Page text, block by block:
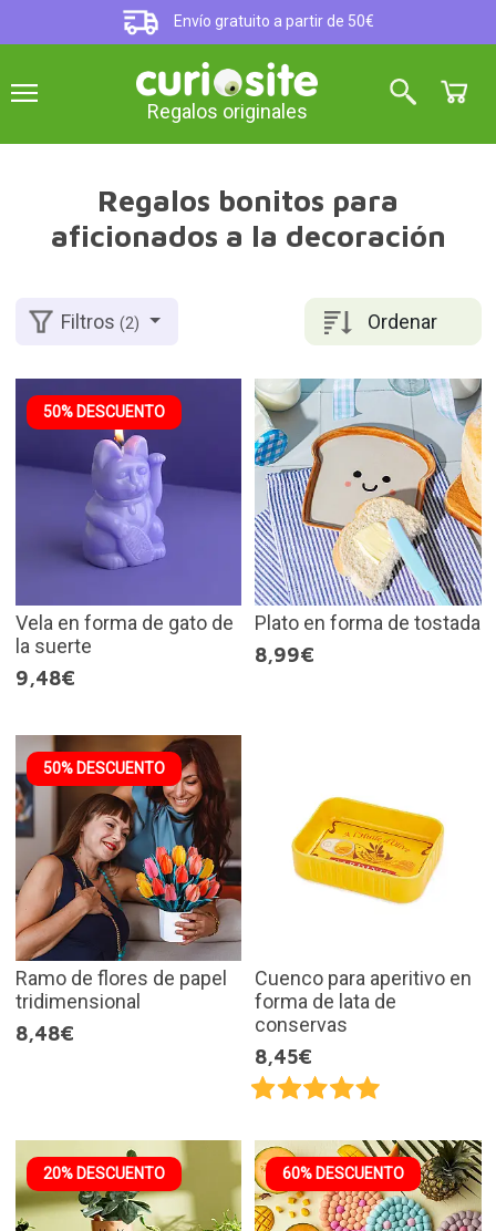
Envío gratuito a partir de 50€
Regalos originales
Regalos bonitos para
aficionados a la decoración
Ordenar
Filtros(2)
50% DESCUENTO
Vela en forma de gato de
la suerte
9,48€
Plato en forma de tostada
8,99€
50% DESCUENTO
Ramo de flores de papel
tridimensional
8,48€
Cuenco para aperitivo en
forma de lata de
conservas
8,45€
20% DESCUENTO 60% DESCUENTO